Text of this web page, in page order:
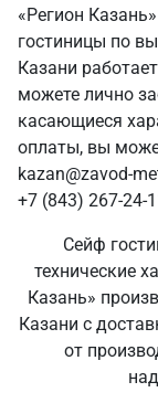
«Регион
гостиницы по
Казани
можете лично
касающиеся
оплаты, вы
kazan@zavod-
+7 (843) 267-24-
Сейф
технические
Казань»
Казани с
от